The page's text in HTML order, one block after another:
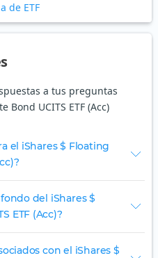
de ETF
a tus preguntas
Bond UCITS ETF (Acc)
el iShares $ Floating
del iShares $
ETF (Acc)?
con el iShares $